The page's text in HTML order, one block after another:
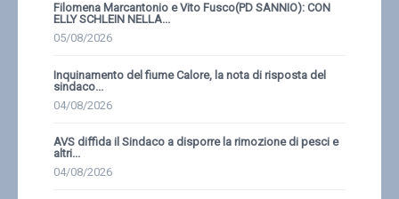
Filomena Marcantonio e Vito Fusco(PD SANNIO): CON
ELLY SCHLEIN NELLA...
05/08/2026
Inquinamento del fiume Calore, la nota di risposta del
sindaco...
04/08/2026
AVS diffida il Sindaco a disporre la rimozione di pesci e
altri...
04/08/2026